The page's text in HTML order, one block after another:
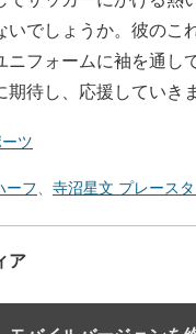
いでしょうか。彼のこ
ニフォームに袖を通し
期待し、応援していき
ツ
ーフ 寺沼星文 プレース
ア